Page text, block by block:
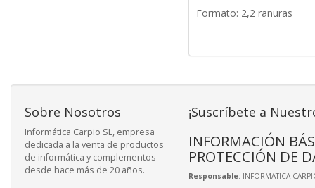
Formato: 2,2 ranuras
Sobre Nosotros
Informática Carpio SL, empresa
dedicada a la venta de productos
de informática y complementos
desde hace más de 20 años.
¡Suscríbete a
INFORMACIÓN
PROTECCIÓN DE
Responsable: INFORMATICA